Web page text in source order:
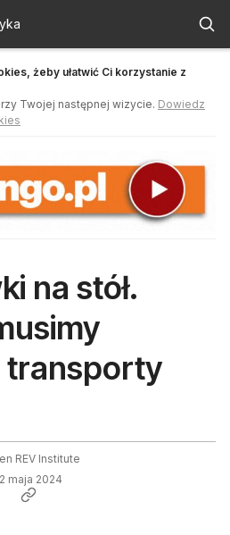
żeby ułatwić Ci korzystanie z
Twojej następnej wizycie. Dowiedz
na stół.
transporty
REV Institute
2 maja 2024